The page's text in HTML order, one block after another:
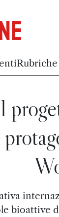
Rubriche
bioattive